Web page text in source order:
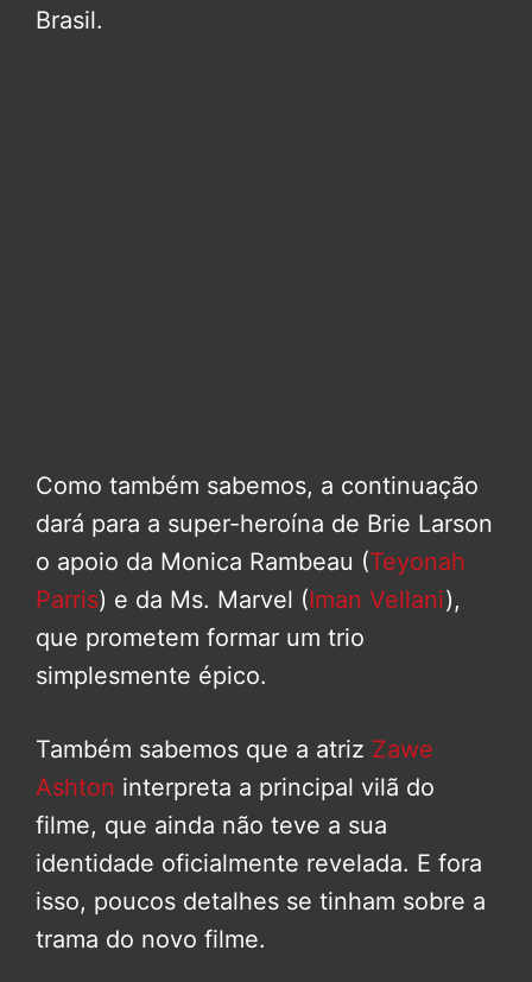
Brasil.
Como também sabemos, a continuação
dará para a super-heroína de Brie Larson
o apoio da Monica Rambeau (Teyonah
Parris) e da Ms. Marvel (Iman Vellani),
que prometem formar um trio
simplesmente épico.
Também sabemos que a atriz Zawe
Ashton interpreta a principal vilã do
filme, que ainda não teve a sua
identidade oficialmente revelada. E fora
isso, poucos detalhes se tinham sobre a
trama do novo filme.